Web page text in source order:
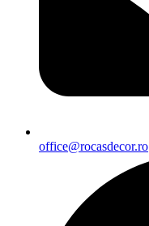
office@rocasdecor.ro